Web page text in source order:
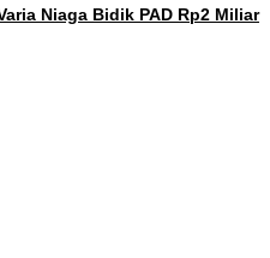
Niaga Bidik PAD Rp2 Miliar